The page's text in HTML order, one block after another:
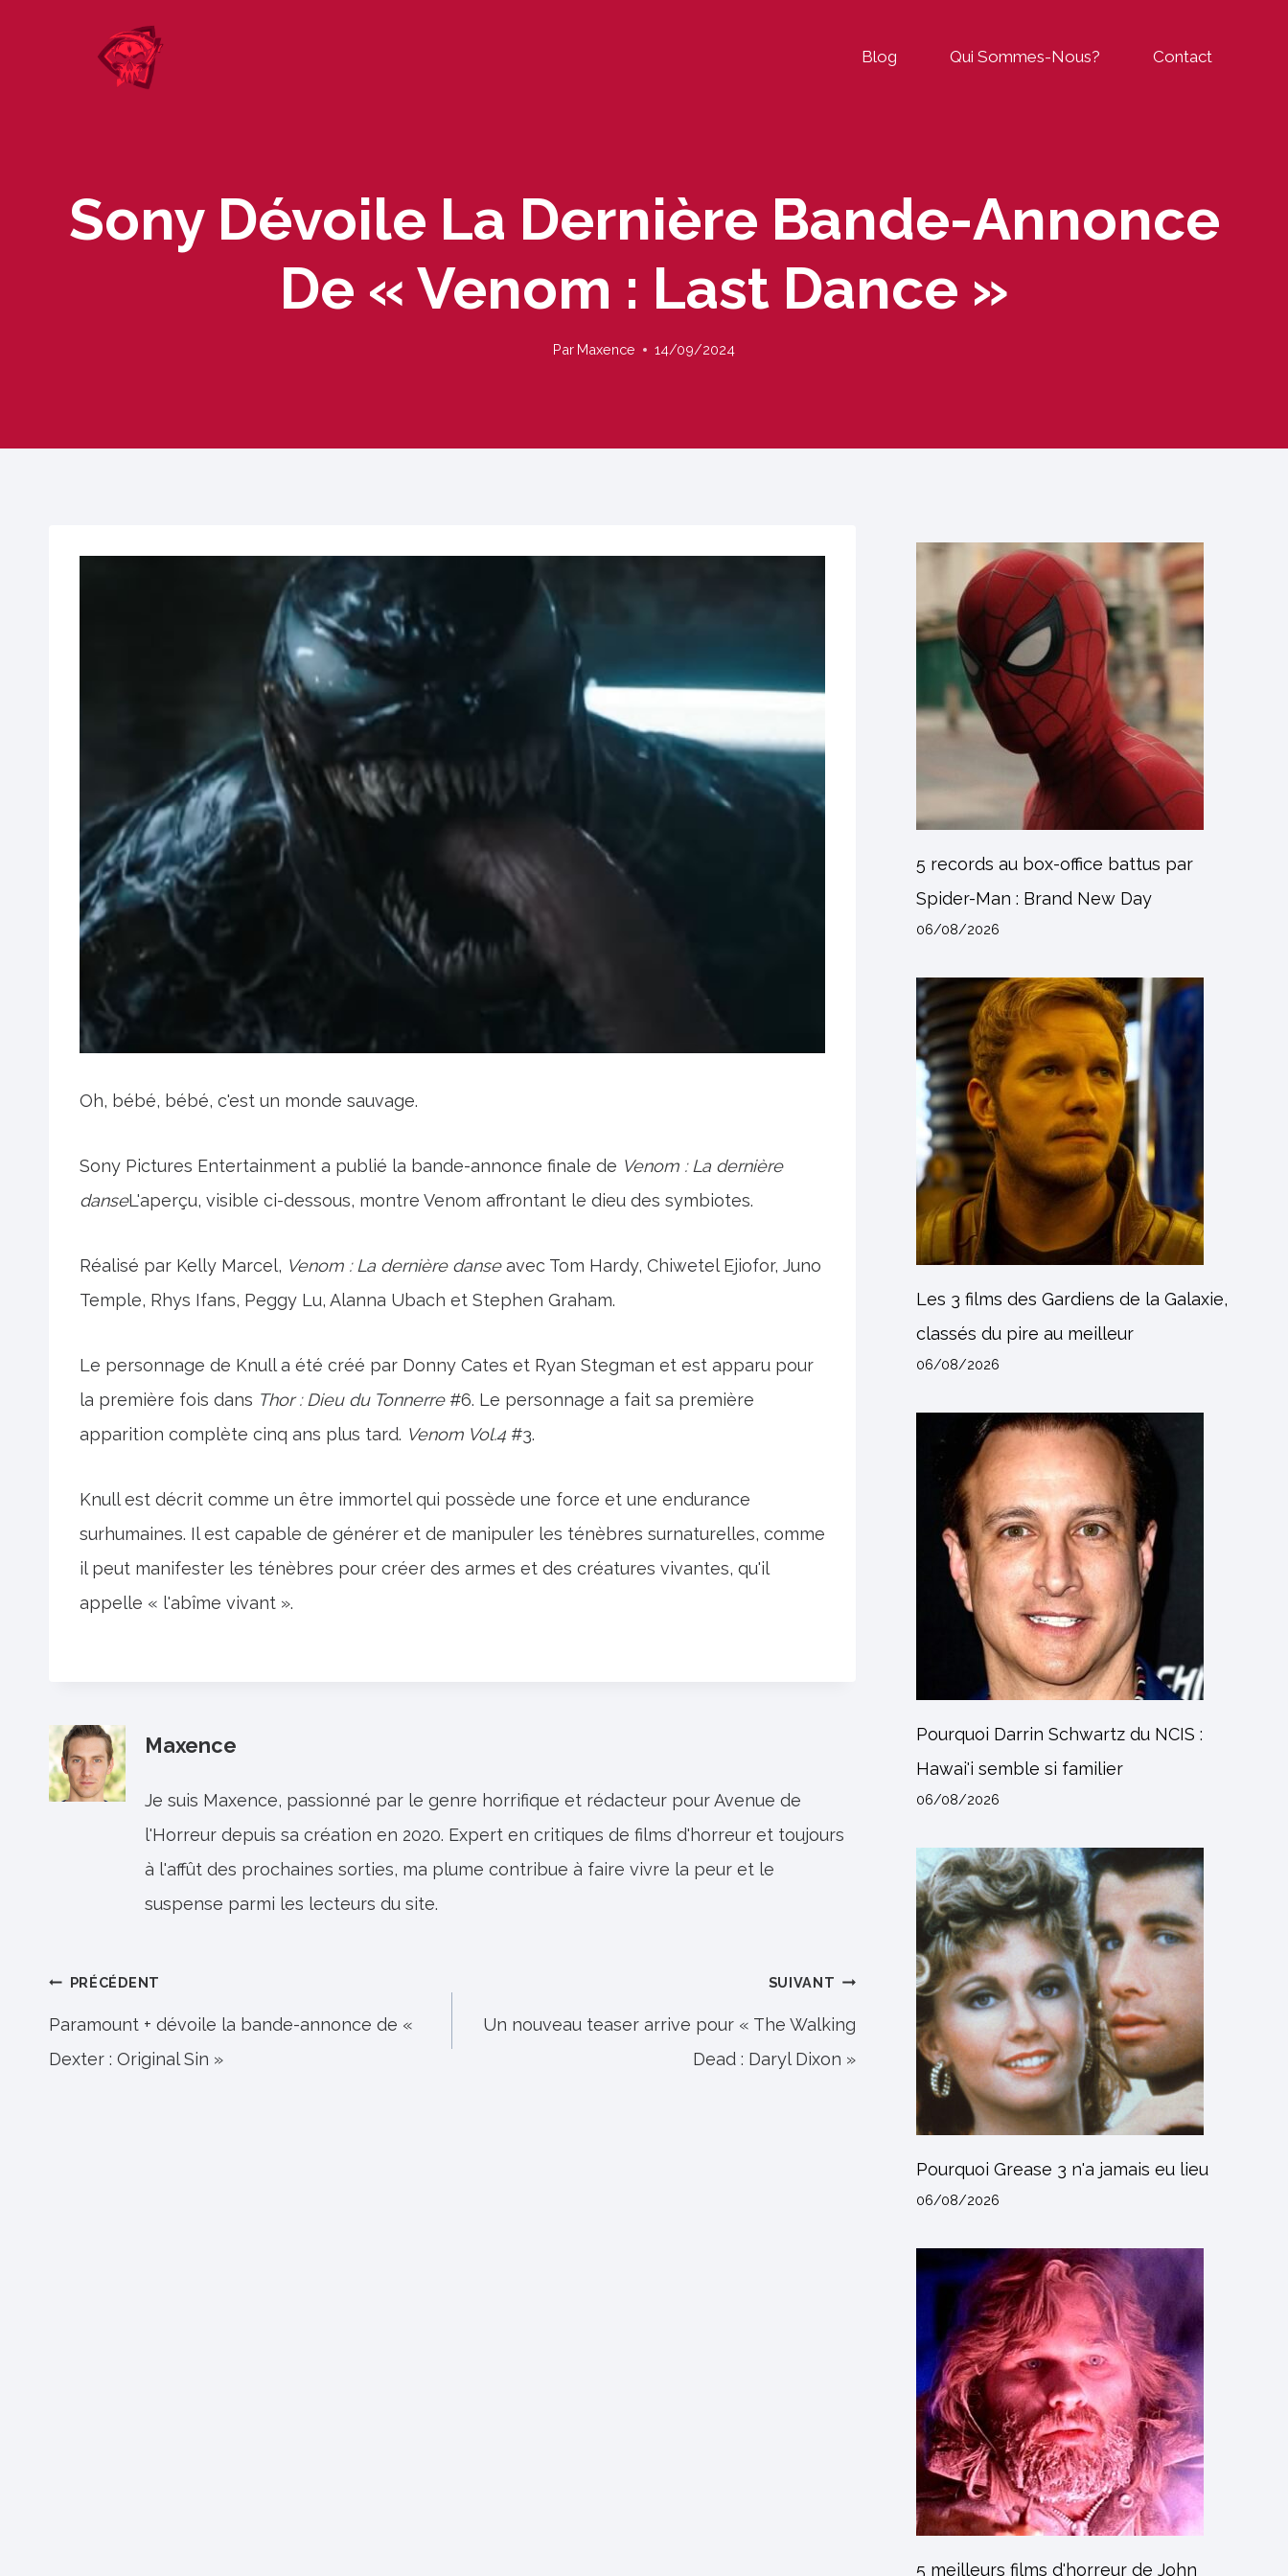
Blog Qui Sommes-Nous? Contact
Sony Dévoile La Dernière Bande-Annonce
De « Venom : Last Dance »
Par Maxence 14/09/2024
Oh, bébé, bébé, c'est un monde sauvage.
Sony Pictures Entertainment a publié la bande-annonce finale de Venom : La dernière
danseL'aperçu, visible ci-dessous, montre Venom affrontant le dieu des symbiotes.
Réalisé par Kelly Marcel, Venom : La dernière danseavec Tom Hardy, Chiwetel Ejiofor, Juno
Temple, Rhys Ifans, Peggy Lu, Alanna Ubach et Stephen Graham.
Le personnage de Knull a été créé par Donny Cates et Ryan Stegman et est apparu pour
la première fois dans Thor : Dieu du Tonnerre#6. Le personnage a fait sa première
apparition complète cinq ans plus tard. Venom Vol.4 #3.
Knull est décrit comme un être immortel qui possède une force et une endurance
surhumaines. Il est capable de générer et de manipuler les ténèbres surnaturelles, comme
il peut manifester les ténèbres pour créer des armes et des créatures vivantes, qu'il
appelle « l'abîme vivant ».
Maxence
Je suis Maxence, passionné par le genre horrifique et rédacteur pour Avenue de
l'Horreur depuis sa création en 2020. Expert en critiques de films d'horreur et toujours
à l'affût des prochaines sorties, ma plume contribue à faire vivre la peur et le
suspense parmi les lecteurs du site.
Navigation
de
l’article
PRÉCÉDENT
Paramount + dévoile la bande-annonce de «
Dexter : Original Sin »
SUIVANT
Un nouveau teaser arrive pour « The Walking
Dead : Daryl Dixon »
5 records au box-office battus par
Spider-Man : Brand New Day
06/08/2026
Les 3 films des Gardiens de la Galaxie,
classés du pire au meilleur
06/08/2026
Pourquoi Darrin Schwartz du NCIS :
Hawai'i semble si familier
06/08/2026
Pourquoi Grease 3 n'a jamais eu lieu
06/08/2026
5 meilleurs films d'horreur de John